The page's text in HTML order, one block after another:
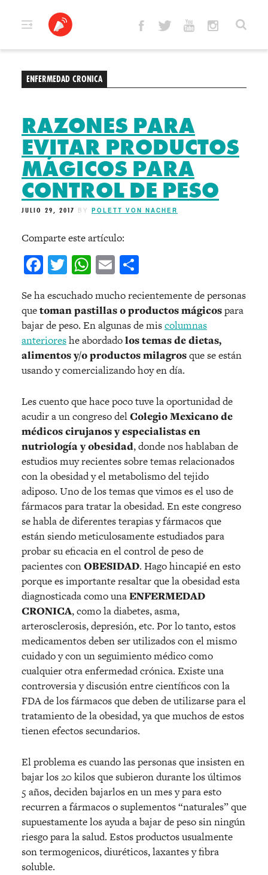
ENFERMEDAD CRONICA
RAZONES PARA
EVITAR PRODUCTOS
MÁGICOS PARA
CONTROL DE PESO
JULIO 29, 2017 BY POLETT VON NACHER
Comparte este artículo:
Facebook
Twitter
WhatsApp
Email
Se ha escuchado mucho recientemente de personas
quetoman pastillas o productos mágicospara
bajar de peso. En algunas de miscolumnas
anterioreshe abordadolos temas de dietas,
alimentos y/o productos milagrosque se están
usando y comercializando hoy en día.
Les cuento que hace poco tuve la oportunidad de
acudir a un congreso delColegio Mexicano de
médicos cirujanos y especialistas en
nutriología y obesidad, donde nos hablaban de
estudios muy recientes sobre temas relacionados
con la obesidad y el metabolismo del tejido
adiposo. Uno de los temas que vimos es el uso de
fármacos para tratar la obesidad. En este congreso
se habla de diferentes terapias y fármacos que
están siendo meticulosamente estudiados para
probar su eficacia en el control de peso de
pacientes conOBESIDAD. Hago hincapié en esto
porque es importante resaltar que la obesidad esta
diagnosticada como unaENFERMEDAD
CRONICA, como la diabetes, asma,
arterosclerosis, depresión, etc. Por lo tanto, estos
medicamentos deben ser utilizados con el mismo
cuidado y con un seguimiento médico como
cualquier otra enfermedad crónica. Existe una
controversia y discusión entre científicos con la
FDA de los fármacos que deben de utilizarse para el
tratamiento de la obesidad, ya que muchos de estos
tienen efectos secundarios.
El problema es cuando las personas que insisten en
bajar los 20 kilos que subieron durante los últimos
5 años, deciden bajarlos en un mes y para esto
recurren a fármacos o suplementos “naturales” que
supuestamente los ayuda a bajar de peso sin ningún
riesgo para la salud. Estos productos usualmente
son termogenicos, diuréticos, laxantes y fibra
soluble.